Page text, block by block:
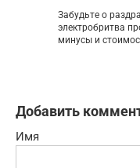
Забудьте о
электробритва
минусы и
Добавить
Имя